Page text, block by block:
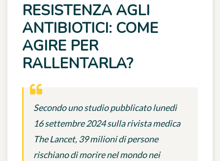
RESISTENZA AGLI
ANTIBIOTICI: COME
AGIRE PER
RALLENTARLA?
Secondo uno studio pubblicato lunedì
16 settembre 2024 sulla rivista medica
The Lancet, 39 milioni di persone
rischiano di morire nel mondo nei